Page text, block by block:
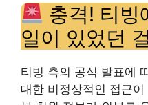
충격! 티빙
일이 있었던
티빙 측의 공식 발표에
대한 비정상적인 접근